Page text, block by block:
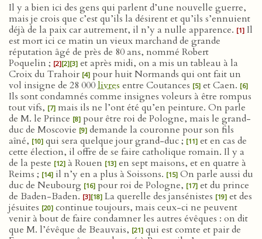
Il y a bien ici des gens qui parlent d’une nouvelle guerre,
mais je crois que c’est qu’ils la désirent et qu’ils s’ennuient
déjà de la paix car autrement, il n’y a nulle apparence. [1] Il
est mort ici ce matin un vieux marchand de grande
réputation âgé de près de 80 ans, nommé Robert
Poquelin ; [2][2][3] et après midi, on a mis un tableau à la
Croix du Trahoir [4] pour huit Normands qui ont fait un
vol insigne de 28 000livres entre Coutances [5] et Caen. [6]
Ils sont condamnés comme insignes voleurs à être rompus
tout vifs, [7] mais ils ne l’ont été qu’en peinture. On parle
de M. le Prince [8] pour être roi de Pologne, mais le grand-
duc de Moscovie [9] demande la couronne pour son fils
aîné, [10] qui sera quelque jour grand-duc ; [11] et en cas de
cette élection, il offre de se faire catholique romain. Il y a
de la peste [12] à Rouen [13] en sept maisons, et en quatre à
Reims ; [14] il n’y en a plus à Soissons. [15] On parle aussi du
duc de Neubourg [16] pour roi de Pologne, [17] et du prince
de Baden-Baden. [3][18] La querelle des jansénistes [19] et des
jésuites [20] continue toujours, mais ceux-ci ne peuvent
venir à bout de faire condamner les autres évêques : on dit
que M. l’évêque de Beauvais, [21] qui est comte et pair de